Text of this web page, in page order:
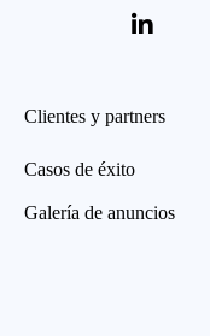
Clientes y partners
Casos de éxito
Galería de anuncios